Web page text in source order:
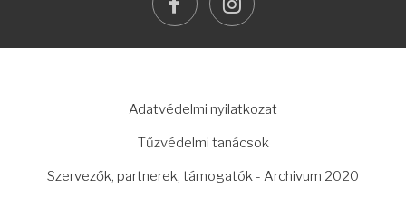
Adatvédelmi nyilatkozat
Tűzvédelmi tanácsok
Szervezők, partnerek, támogatók - Archivum 2020